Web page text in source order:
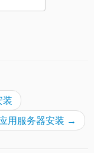
装
用服务器安装 →